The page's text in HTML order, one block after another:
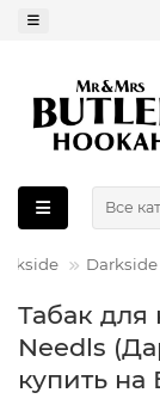
Все
Darkside
Табак для
Needls
купить на